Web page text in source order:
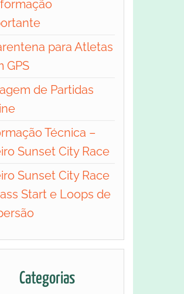
para Atletas
GPS
de Partidas
Técnica –
Sunset City Race
Sunset City Race
Start e Loops de
Categorias